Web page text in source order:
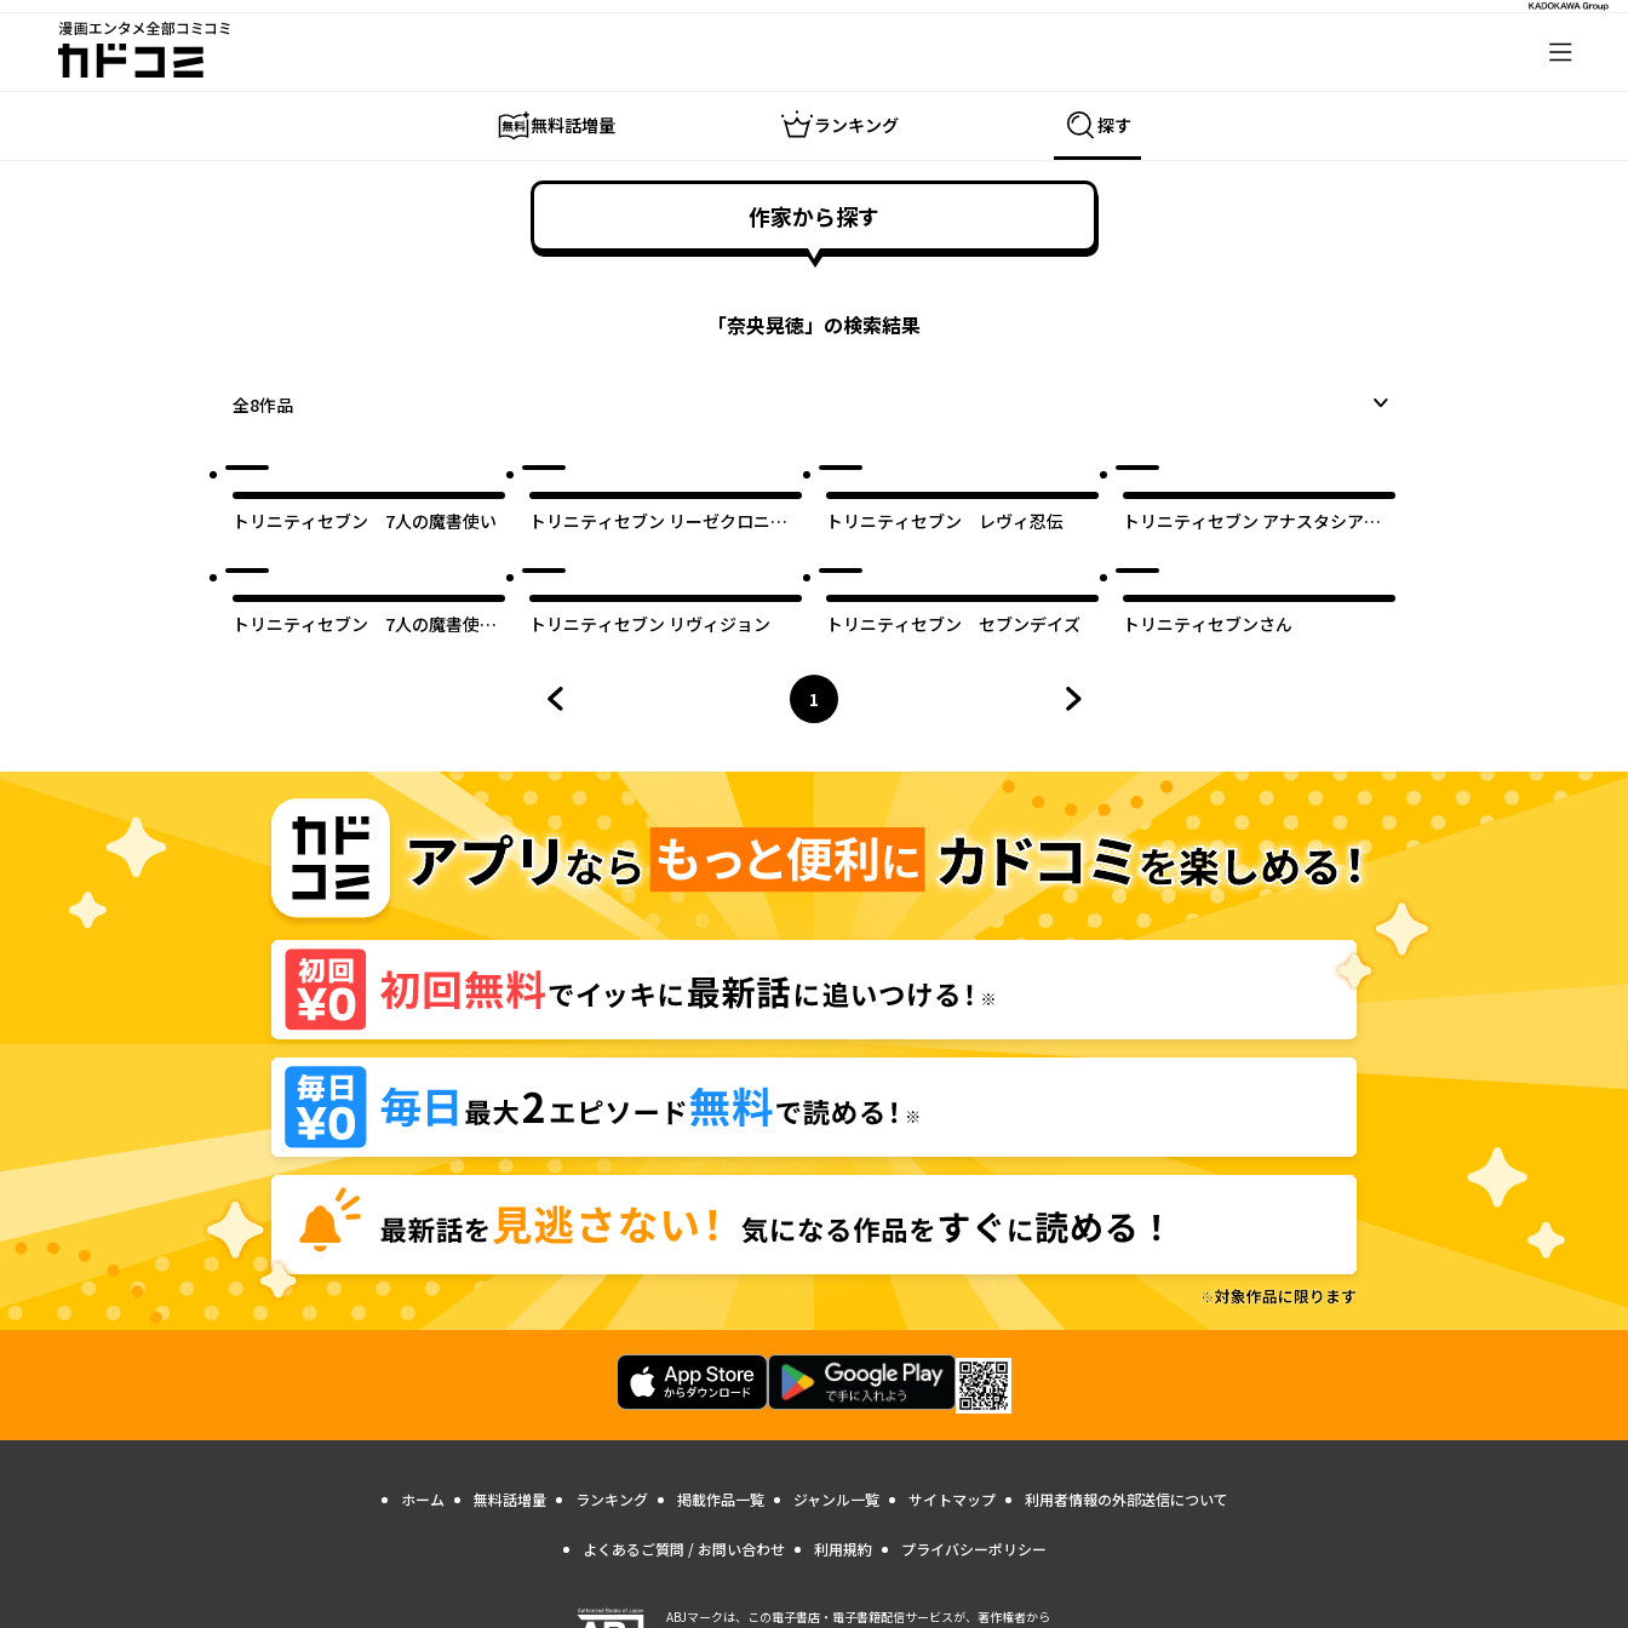
漫画エンタメ全部コミコミ
カドコミ
無料話増量 ランキング 探す
作家から探す
「奈央晃徳」の検索結果
全8作品
トリニティセブン 7人の魔書使い
トリニティセブン リーゼクロニク
トリニティセブン レヴィ忍伝
トリニティセブン アナスタシア聖
トリニティセブン 7人の魔書使い
トリニティセブン リヴィジョン トリニティセブン セブンデイズ トリニティセブンさん
ページ
1
へ
ホーム 無料話増量 ランキング 掲載作品一覧 ジャンル一覧 サイトマップ 利用者情報の外部送信について
よくあるご質問 / お問い合わせ 利用規約 プライバシーポリシー
ABJマークは、この電子書店・電子書籍配信サービスが、著作権者から